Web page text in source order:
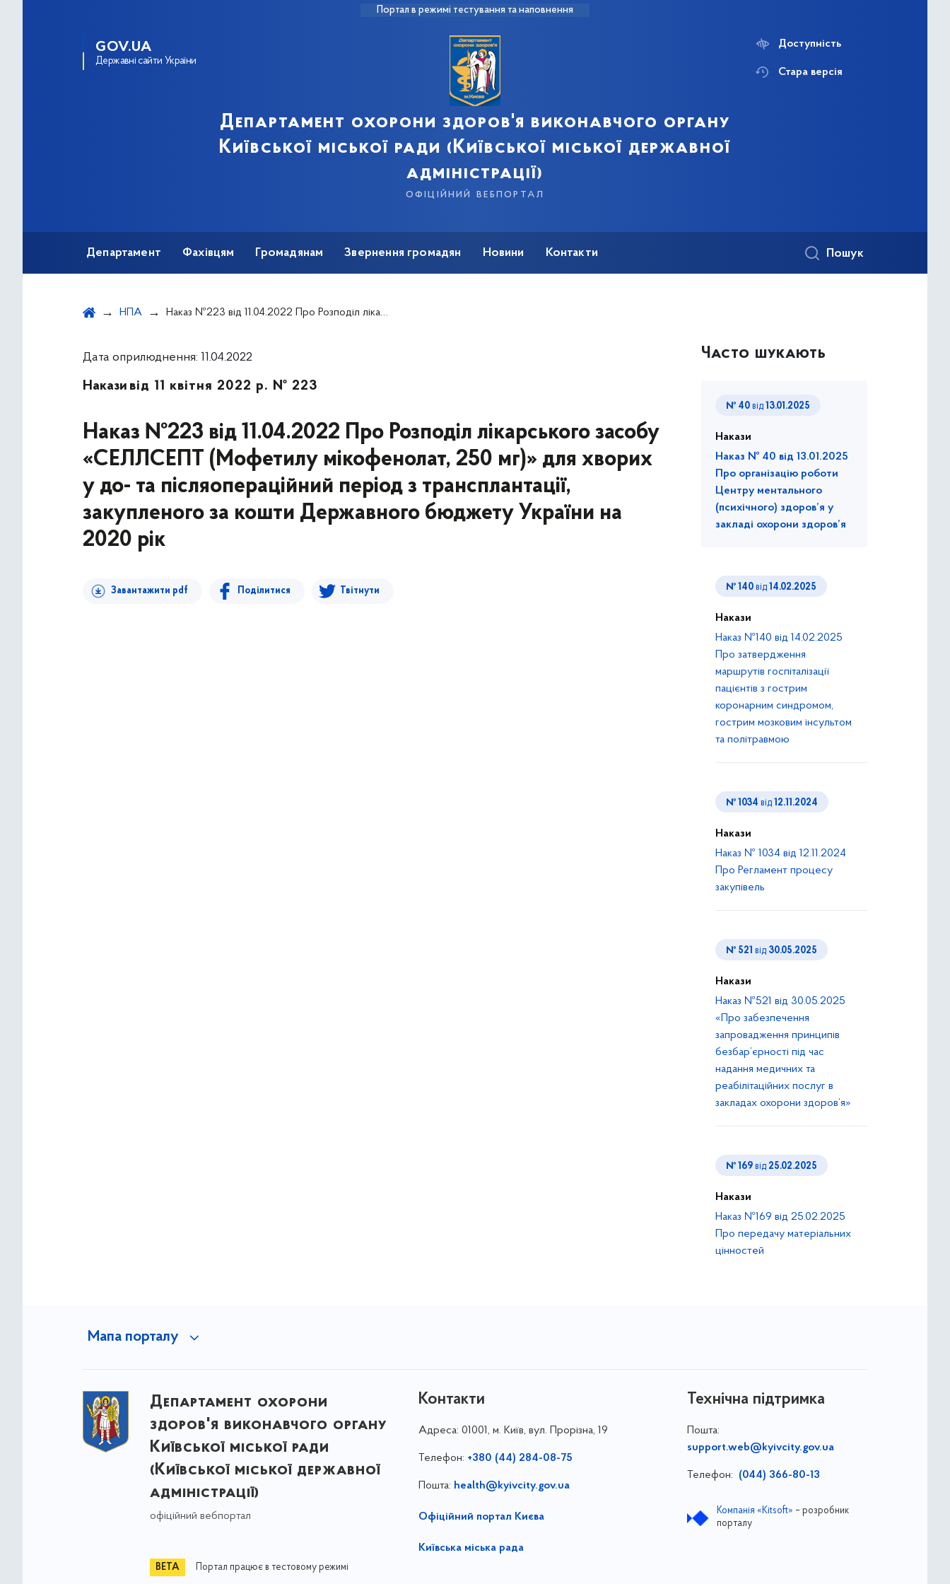
Портал в режимі тестування та наповнення
GOV.UA
Державні сайти України
Департамент охорони здоров'я виконавчого органу
Київської міської ради (Київської міської державної
адміністрації)
офіційний вебпортал
Доступність
Стара версія
Департамент Фахівцям Громадянам Звернення громадян Новини Контакти Пошук
НПА Наказ №223 від 11.04.2022 Про Розподіл лікарського засобу «СЕЛЛСЕПТ (Мофетилу мікофенолат, 250 мг)» для хворих у до- та післяопераційний період з трансплантації, закупленого за кошти Державного бюджету України на 2020 рік
Дата оприлюднення: 11.04.2022
Накази від 11 квітня 2022 р. № 223
Наказ №223 від 11.04.2022 Про Розподіл лікарського засобу
«СЕЛЛСЕПТ (Мофетилу мікофенолат, 250 мг)» для хворих
у до- та післяопераційний період з трансплантації,
закупленого за кошти Державного бюджету України на
2020 рік
Завантажити pdf Поділитися Твітнути
Часто шукають
№ 40 від 13.01.2025
Накази
Наказ № 40 від 13.01.2025
Про організацію роботи
Центру ментального
(психічного) здоров’я у
закладі охорони здоров’я
№ 140 від 14.02.2025
Накази
Наказ №140 від 14.02.2025
Про затвердження
маршрутів госпіталізації
пацієнтів з гострим
коронарним синдромом,
гострим мозковим інсультом
та політравмою
№ 1034 від 12.11.2024
Накази
Наказ № 1034 від 12.11.2024
Про Регламент процесу
закупівель
№ 521 від 30.05.2025
Накази
Наказ №521 від 30.05.2025
«Про забезпечення
запровадження принципів
безбар’єрності під час
надання медичних та
реабілітаційних послуг в
закладах охорони здоров’я»
№ 169 від 25.02.2025
Накази
Наказ №169 від 25.02.2025
Про передачу матеріальних
цінностей
Мапа порталу
Департамент охорони
здоров'я виконавчого органу
Київської міської ради
(Київської міської державної
адміністрації)
офіційний вебпортал
Портал працює в тестовому режимі
Контакти
Адреса: 01001, м. Київ, вул. Прорізна, 19
Телефон: +380 (44) 284-08-75
Пошта: health@kyivcity.gov.ua
Офіційний портал Києва
Київська міська рада
Технічна підтримка
Пошта:
support.web@kyivcity.gov.ua
Телефон: (044) 366-80-13
Компанія «Kitsoft» – розробник
порталу